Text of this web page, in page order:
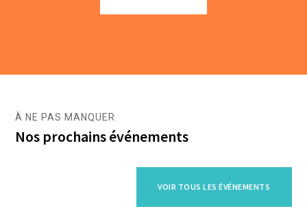
À NE PAS MANQUER
Nos prochains événements
VOIR TOUS LES ÉVÉNEMENTS